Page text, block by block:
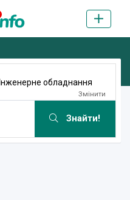
Інженерне обладнання
Змінити
Знайти!